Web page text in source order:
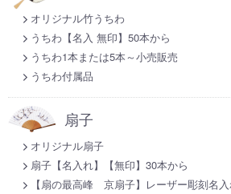
オリジナル竹うちわ
うちわ【名入 無印】50本から
うちわ1本または5本～小売販売
うちわ付属品
扇子
オリジナル扇子
扇子【名入れ】【無印】30本から
【扇の最高峰 京扇子】レーザー彫刻名